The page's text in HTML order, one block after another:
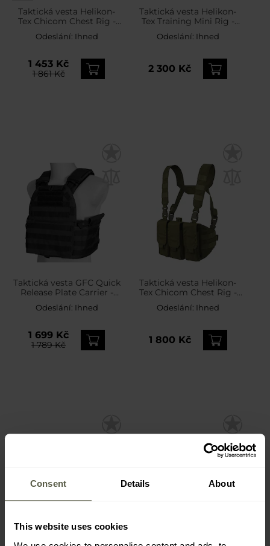
Consent Details About
This website uses cookies
Taktická vesta Helikon-
Tex Chicom Chest Rig -
Woodland
Odeslání: Ihned
1 453 Kč
1 861 Kč
Taktická vesta Helikon-
Tex Training Mini Rig -
Olive Green
Odeslání: Ihned
2 300 Kč
Taktická vesta GFC Quick
Release Plate Carrier -
černá
Odeslání: Ihned
1 699 Kč
1 789 Kč
Taktická vesta Helikon-
Tex Chicom Chest Rig -
Olive Green
Odeslání: Ihned
1 800 Kč